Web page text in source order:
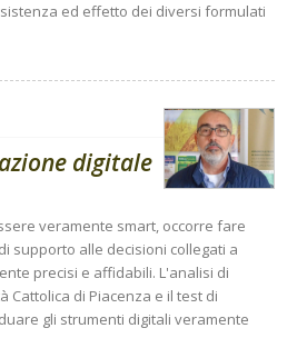
ed effetto dei diversi formulati
digitale
veramente smart, occorre fare
supporto alle decisioni collegati a
precisi e affidabili. L'analisi di
Cattolica di Piacenza e il test di
gli strumenti digitali veramente